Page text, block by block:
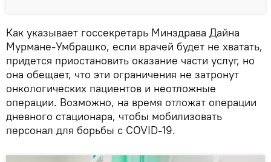
Как указывает госсекретарь Минздрава Дайна
Мурмане-Умбрашко, если врачей будет не хватать,
придется приостановить оказание части услуг, но
она обещает, что эти ограничения не затронут
онкологических пациентов и неотложные
операции. Возможно, на время отложат операции
дневного стационара, чтобы мобилизовать
персонал для борьбы с COVID-19.